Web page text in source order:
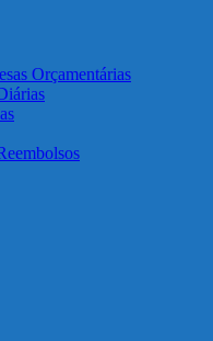
Orçamentárias